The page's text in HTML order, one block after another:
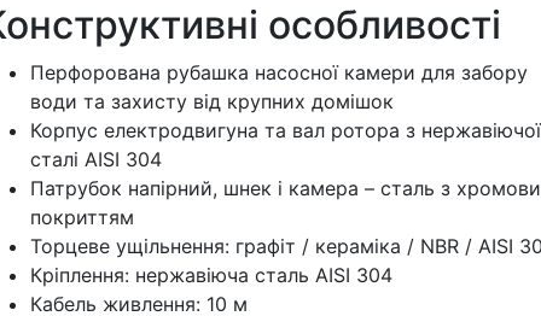
особливості
Перфорована рубашка насосної камери для забору
води та захисту від крупних домішок
Корпус електродвигуна та вал ротора з нержавіючої
сталі AISI 304
Патрубок напірний, шнек і камера – сталь з
покриттям
Торцеве ущільнення: графіт / кераміка / NBR / AISI
Кріплення: нержавіюча сталь AISI 304
Кабель живлення: 10 м